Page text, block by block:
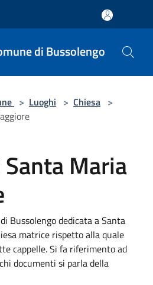
di Bussolengo
> Luoghi > Chiesa >
Maria
Bussolengo dedicata a Santa
matrice rispetto alla quale
cappelle. Si fa riferimento ad
documenti si parla della